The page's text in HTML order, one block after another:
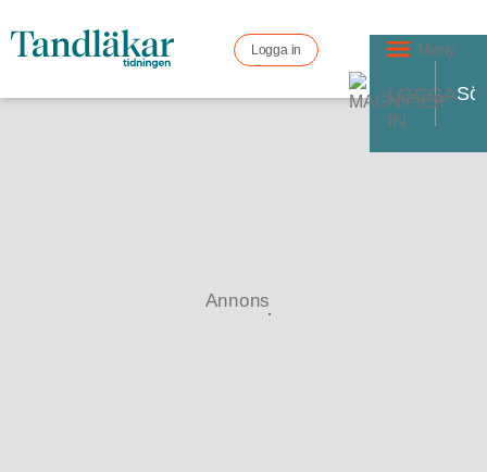
Logga in Meny
LOGGA
IN
Annons